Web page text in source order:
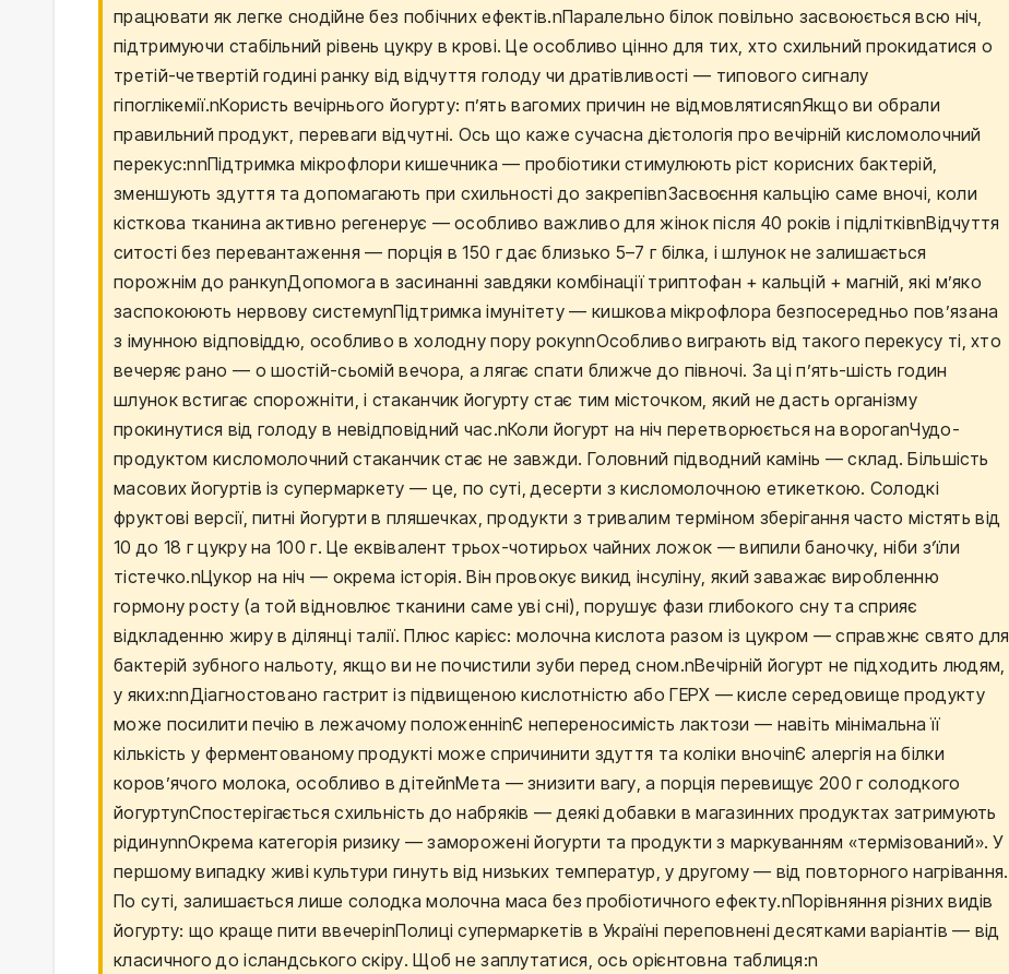
працювати як легке снодійне без побічних ефектів.nПаралельно білок повільно засвоюється всю ніч,
підтримуючи стабільний рівень цукру в крові. Це особливо цінно для тих, хто схильний прокидатися о
третій-четвертій годині ранку від відчуття голоду чи дратівливості — типового сигналу
гіпоглікемії.nКористь вечірнього йогурту: п’ять вагомих причин не відмовлятисяnЯкщо ви обрали
правильний продукт, переваги відчутні. Ось що каже сучасна дієтологія про вечірній кисломолочний
перекус:nnПідтримка мікрофлори кишечника — пробіотики стимулюють ріст корисних бактерій,
зменшують здуття та допомагають при схильності до закрепівnЗасвоєння кальцію саме вночі, коли
кісткова тканина активно регенерує — особливо важливо для жінок після 40 років і підлітківnВідчуття
ситості без перевантаження — порція в 150 г дає близько 5–7 г білка, і шлунок не залишається
порожнім до ранкуnДопомога в засинанні завдяки комбінації триптофан + кальцій + магній, які м’яко
заспокоюють нервову системуnПідтримка імунітету — кишкова мікрофлора безпосередньо пов’язана
з імунною відповіддю, особливо в холодну пору рокуnnОсобливо виграють від такого перекусу ті, хто
вечеряє рано — о шостій-сьомій вечора, а лягає спати ближче до півночі. За ці п’ять-шість годин
шлунок встигає спорожніти, і стаканчик йогурту стає тим місточком, який не дасть організму
прокинутися від голоду в невідповідний час.nКоли йогурт на ніч перетворюється на ворогаnЧудо-
продуктом кисломолочний стаканчик стає не завжди. Головний підводний камінь — склад. Більшість
масових йогуртів із супермаркету — це, по суті, десерти з кисломолочною етикеткою. Солодкі
фруктові версії, питні йогурти в пляшечках, продукти з тривалим терміном зберігання часто містять від
10 до 18 г цукру на 100 г. Це еквівалент трьох-чотирьох чайних ложок — випили баночку, ніби з’їли
тістечко.nЦукор на ніч — окрема історія. Він провокує викид інсуліну, який заважає виробленню
гормону росту (а той відновлює тканини саме уві сні), порушує фази глибокого сну та сприяє
відкладенню жиру в ділянці талії. Плюс карієс: молочна кислота разом із цукром — справжнє свято для
бактерій зубного нальоту, якщо ви не почистили зуби перед сном.nВечірній йогурт не підходить людям,
у яких:nnДіагностовано гастрит із підвищеною кислотністю або ГЕРХ — кисле середовище продукту
може посилити печію в лежачому положенніnЄ непереносимість лактози — навіть мінімальна її
кількість у ферментованому продукті може спричинити здуття та коліки вночіnЄ алергія на білки
коров’ячого молока, особливо в дітейnМета — знизити вагу, а порція перевищує 200 г солодкого
йогуртуnСпостерігається схильність до набряків — деякі добавки в магазинних продуктах затримують
рідинуnnОкрема категорія ризику — заморожені йогурти та продукти з маркуванням «термізований». У
першому випадку живі культури гинуть від низьких температур, у другому — від повторного нагрівання.
По суті, залишається лише солодка молочна маса без пробіотичного ефекту.nПорівняння різних видів
йогурту: що краще пити ввечеріnПолиці супермаркетів в Україні переповнені десятками варіантів — від
класичного до ісландського скіру. Щоб не заплутатися, ось орієнтовна таблиця:n